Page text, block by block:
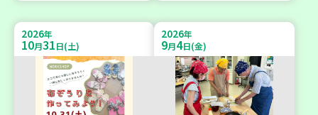
2026年
10月31日(土)
2026年
9月4日(金)